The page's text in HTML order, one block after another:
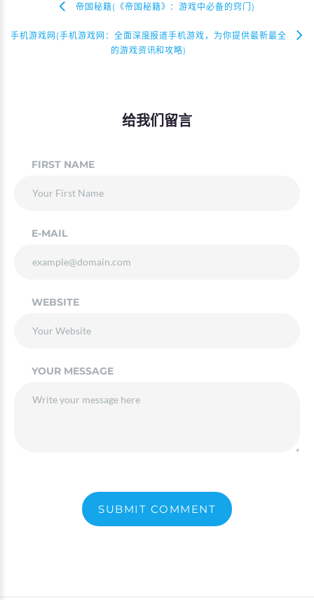
帝国秘籍(《帝国秘籍》：游戏中必备的窍门)
手机游戏网(手机游戏网：全面深度报道手机游戏，为你提供最新最全
的游戏资讯和攻略)
给我们留言
FIRST NAME
E-MAIL
WEBSITE
YOUR MESSAGE
SUBMIT COMMENT